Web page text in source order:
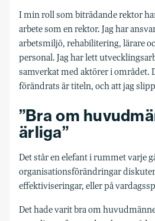
I min roll som biträdande rektor
arbete som en rektor. Jag har
arbetsmiljö, rehabilitering, lärare
personal. Jag har lett
samverkat med aktörer i området.
förändrats är titeln, och att jag
”Bra om
ärliga”
Det står en elefant i rummet varje
organisationsförändringar
effektiviseringar, eller på
Det hade varit bra om